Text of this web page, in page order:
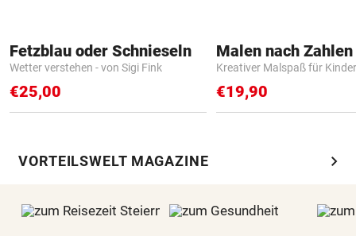
Fetzblau oder Schnieseln
Wetter verstehen - von Sigi Fink
€25,00
Kreativer Malspaß für Kinder
€19,90
VORTEILSWELT MAGAZINE chevron_right